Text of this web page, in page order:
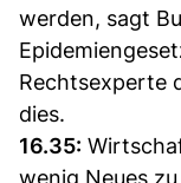
werden, sagt
Rechtsexperte
dies.
16.35:
wenig Neues